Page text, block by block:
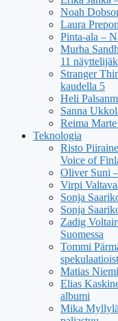
Noah
Laura
Pinta-ala –
Murha
11
Stranger
kaudella 5
Heli
Sanna
Reima
Teknologia
Risto
Voice of
Oliver Suni
Virpi
Sonja
Sonja
Zadig
Suomessa
Tommi
Matias
Elias
albumi
Mika